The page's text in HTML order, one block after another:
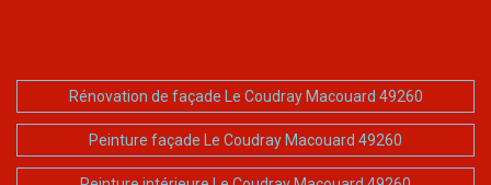
Rénovation de façade Le Coudray Macouard 49260
Peinture façade Le Coudray Macouard 49260